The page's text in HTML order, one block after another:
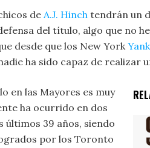
de A.J. Hinch tendrán un
del título, algo que no
desde que los New York
ha sido capaz de realizar
en las Mayores es muy
ha ocurrido en dos
últimos 39 años, siendo
por los Toronto